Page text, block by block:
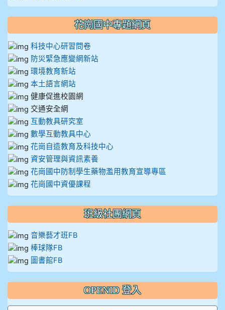
花崗國中專題網頁
科技中心研習問卷
防災緊急應變網新站
環境教育新站
本土語言網站
健康促進校園網
交通安全網
互動教具研究室
數學互動教具中心
花崗自造教育及科技中心
資安管理與資訊素養
花崗國中防制學生藥物濫用教育宣導專區
花崗國中資優課程
班級社團網頁
音樂藝才班FB
棒球隊FB
圖書館FB
OPENID 登入